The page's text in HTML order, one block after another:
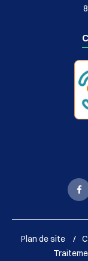
Plan de site